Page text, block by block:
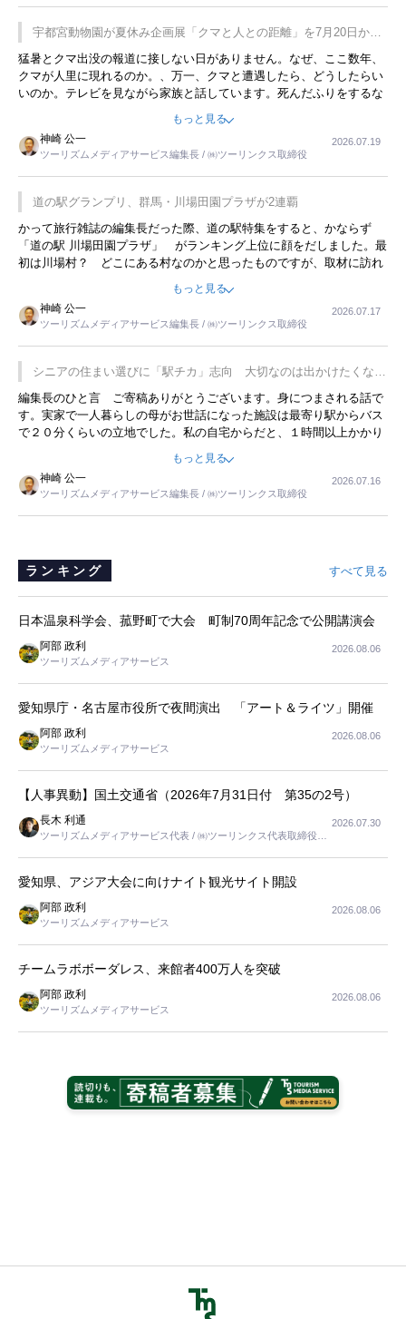
宇都宮動物園が夏休み企画展「クマと人との距離」を7月20日から
開催
猛暑とクマ出没の報道に接しない日がありません。なぜ、ここ数年、
クマが人里に現れるのか。、万一、クマと遭遇したら、どうしたらい
いのか。テレビを見ながら家族と話しています。死んだふりをするな
んてことは、冗談でもいえません。そんな中で、この企画展はタイム
もっと見る
神崎 公一
ツーリズムメディアサービス編集長 / ㈱ツーリンクス取締役
2026.07.19
道の駅グランプリ、群馬・川場田園プラザが2連覇
かって旅行雑誌の編集長だった際、道の駅特集をすると、かならず
「道の駅 川場田園プラザ」 がランキング上位に顔をだしました。最
初は川場村？ どこにある村なのかと思ったものですが、取材に訪れ
永井 彰一社長にインタビューしたら、興味深い話が次々が飛び出しま
した。プレゼンも巧みで、今でも思い出すことが２つあります。一つ
は、従業員に東京ディズニーランドを見学させ、サービス業、接客業
の何かを理解してもらっていることです。 もう一つは1800円もする
プレミアムヨーグルトを販売するにあたり、社内に懸念もあったそう
です。永井社長は、駐車場に都内ナンバーの高級外車が停まっている
ことに目をつけ、高級商品でも売れると確信したそうです。今回の記
事を懐かしく読みました。
もっと見る
神崎 公一
ツーリズムメディアサービス編集長 / ㈱ツーリンクス取締役
2026.07.17
シニアの住まい選びに「駅チカ」志向 大切なのは出かけたくなる
暮らし
編集長のひと言 ご寄稿ありがとうございます。身につまされる話で
す。実家で一人暮らしの母がお世話になった施設は最寄り駅からバス
で２０分くらいの立地でした。私の自宅からだと、１時間以上かかり
ました。母の住まいから近いという理由で、その施設を選択したので
すが、私と妹にとっては、半日仕事ででした。シニアの住まい選び
は、当人だけではなく、世話をする家族の足の便も考えない外池ない
と思いました。
もっと見る
神崎 公一
ツーリズムメディアサービス編集長 / ㈱ツーリンクス取締役
2026.07.16
ランキング すべて見る
日本温泉科学会、菰野町で大会 町制70周年記念で公開講演会
阿部 政利
ツーリズムメディアサービス
2026.08.06
愛知県庁・名古屋市役所で夜間演出 「アート＆ライツ」開催
阿部 政利
ツーリズムメディアサービス
2026.08.06
【人事異動】国土交通省（2026年7月31日付 第35の2号）
長木 利通
ツーリズムメディアサービス代表 / ㈱ツーリンクス代表取締役社
2026.07.30
愛知県、アジア大会に向けナイト観光サイト開設
阿部 政利
ツーリズムメディアサービス
2026.08.06
チームラボボーダレス、来館者400万人を突破
阿部 政利
ツーリズムメディアサービス
2026.08.06